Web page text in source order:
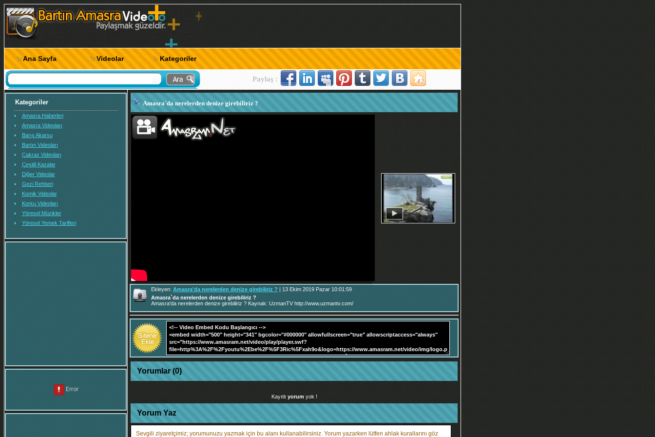
Ana Sayfa Videolar Kategoriler
Paylaş :
Kategoriler
Amasra Haberleri
Amasra Videoları
Barış Akarsu
Bartın Videoları
Çakraz Videoları
Çeşitli Kazalar
Diğer Videolar
Gezi Rehberi
Komik Videolar
Korku Videoları
Yöresel Müzikler
Yöresel Yemek Tarifleri
Amasra`da nerelerden denize girebiliriz ?
Amasra`da nerelerden denize girebiliriz ?
Ekleyen: Amasra'da nerelerden denize girebiliriz ? | 13 Ekim 2019 Pazar 10:01:59
Amasra`da nerelerden denize girebiliriz ?
Amasra'da nerelerden denize girebiliriz ? Kaynak: UzmanTV http://www.uzmantv.com/
Yorumlar (0)
Kayıtlı yorum yok !
Yorum Yaz